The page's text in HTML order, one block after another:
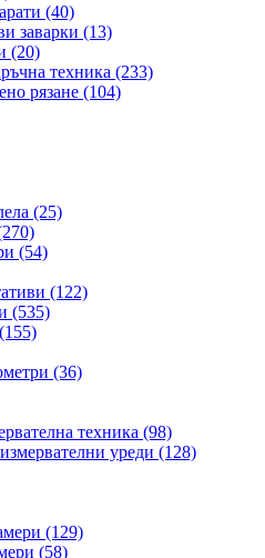
(40)
заварки (13)
(20)
техника (233)
рязане (104)
(25)
(54)
(122)
(535)
(155)
(36)
техника (98)
уреди (128)
(129)
(58)